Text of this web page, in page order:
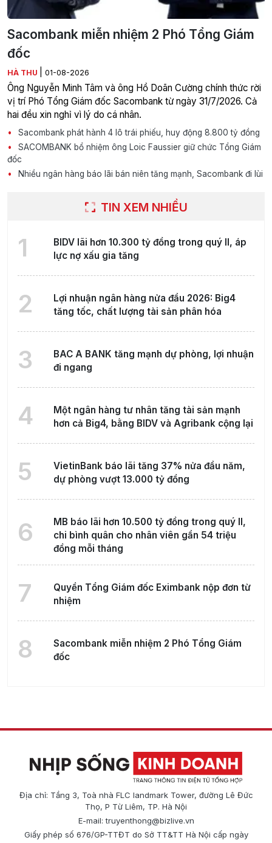
Sacombank miễn nhiệm 2 Phó Tổng Giám
đốc
HÀ THU 01-08-2026
Ông Nguyễn Minh Tâm và ông Hồ Doãn Cường chính thức rời
vị trí Phó Tổng Giám đốc Sacombank từ ngày 31/7/2026. Cả
hai đều xin nghỉ vì lý do cá nhân.
Sacombank phát hành 4 lô trái phiếu, huy động 8.800 tỷ đồng
SACOMBANK bổ nhiệm ông Loic Faussier giữ chức Tổng Giám
đốc
Nhiều ngân hàng báo lãi bán niên tăng mạnh, Sacombank đi lùi
TIN XEM NHIỀU
1
BIDV lãi hơn 10.300 tỷ đồng trong quý II, áp
lực nợ xấu gia tăng
2
Lợi nhuận ngân hàng nửa đầu 2026: Big4
tăng tốc, chất lượng tài sản phân hóa
3
BAC A BANK tăng mạnh dự phòng, lợi nhuận
đi ngang
4
Một ngân hàng tư nhân tăng tài sản mạnh
hơn cả Big4, bằng BIDV và Agribank cộng lại
5
VietinBank báo lãi tăng 37% nửa đầu năm,
dự phòng vượt 13.000 tỷ đồng
6
MB báo lãi hơn 10.500 tỷ đồng trong quý II,
chi bình quân cho nhân viên gần 54 triệu
đồng mỗi tháng
7
Quyền Tổng Giám đốc Eximbank nộp đơn từ
nhiệm
8
Sacombank miễn nhiệm 2 Phó Tổng Giám
đốc
Địa chỉ: Tầng 3, Toà nhà FLC landmark Tower, đường Lê Đức
Thọ, P Từ Liêm, TP. Hà Nội
E-mail:truyenthong@bizlive.vn
Giấy phép số 676/GP-TTĐT do Sở TT&TT Hà Nội cấp ngày